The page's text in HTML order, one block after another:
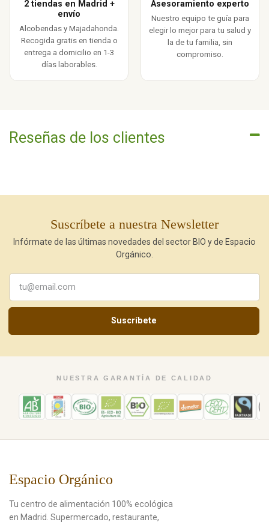
2 tiendas en Madrid +
envío
Alcobendas y Majadahonda.
Recogida gratis en tienda o
entrega a domicilio en 1-3
días laborables.
Asesoramiento experto
Nuestro equipo te guía para
elegir lo mejor para tu salud y
la de tu familia, sin
compromiso.
Reseñas de los clientes
Suscríbete a nuestra Newsletter
Infórmate de las últimas novedades del sector BIO y de Espacio
Orgánico.
Suscríbete
NUESTRA GARANTÍA DE CALIDAD
Espacio Orgánico
Tu centro de alimentación 100% ecológica
en Madrid. Supermercado, restaurante,